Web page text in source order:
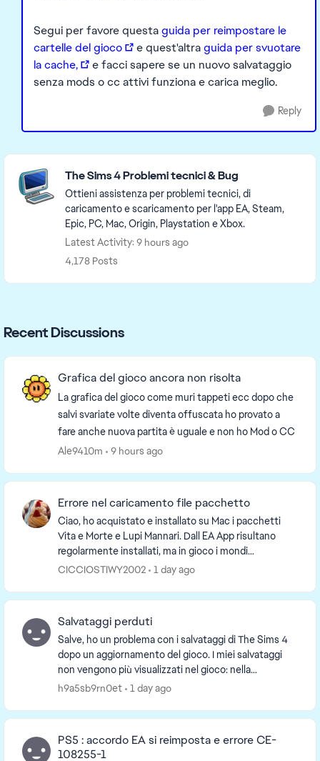
Segui per favore questaguida per reimpostare le
cartelle del gioco
e quest'altraguida per svuotare
la cache,
e facci sapere se un nuovo salvataggio
senza mods o cc attivi funziona e carica meglio.
Reply
Featured Places
The Sims 4 Problemi tecnici & Bug
Ottieni assistenza per problemi tecnici, di
caricamento e scaricamento per l'app EA, Steam,
Epic, PC, Mac, Origin, Playstation e Xbox.
Latest Activity: 9 hours ago
4,178 Posts
Recent Discussions
Grafica del gioco ancora non risolta
La grafica del gioco come muri tappeti ecc dopo che
salvi svariate volte diventa offuscata ho provato a
fare anche nuova partita è uguale e non ho Mod o CC
Ale9410m
9 hours ago
Errore nel caricamento file pacchetto
Ciao, ho acquistato e installato su Mac i pacchetti
Vita e Morte e Lupi Mannari. Dall EA App risultano
regolarmente installati, ma in gioco i mondi
Ravenwood e Moonwood Mill risultano oscurati e non
CICCIOSTIWY2002 1 day ago
Salvataggi perduti
Salve, ho un problema con i salvataggi di The Sims 4
dopo un aggiornamento del gioco. I miei salvataggi
non vengono più visualizzati nel gioco: nella
schermata “Carica partita” non compaiono gli ulti...
h9a5sb9rn0et 1 day ago
PS5 : accordo EA si reimposta e errore CE-
108255-1